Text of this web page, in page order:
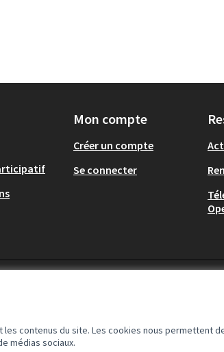
contenus du site. Les cookies nous permettent
médias sociaux.
Mon compte
Créer un compte
Se connecter